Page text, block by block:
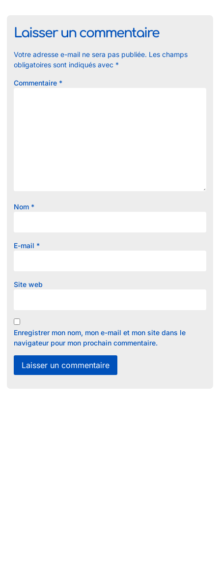
Laisser un commentaire
Votre adresse e-mail ne sera pas publiée. Les champs
obligatoires sont indiqués avec *
Commentaire *
Nom *
E-mail *
Site web
Enregistrer mon nom, mon e-mail et mon site dans le
navigateur pour mon prochain commentaire.